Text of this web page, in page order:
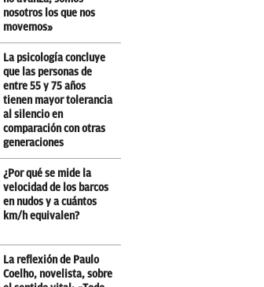
nosotros los que nos
movemos»
La psicología concluye
que las personas de
entre 55 y 75 años
tienen mayor tolerancia
al silencio en
comparación con otras
generaciones
¿Por qué se mide la
velocidad de los barcos
en nudos y a cuántos
km/h equivalen?
La reflexión de Paulo
Coelho, novelista, sobre